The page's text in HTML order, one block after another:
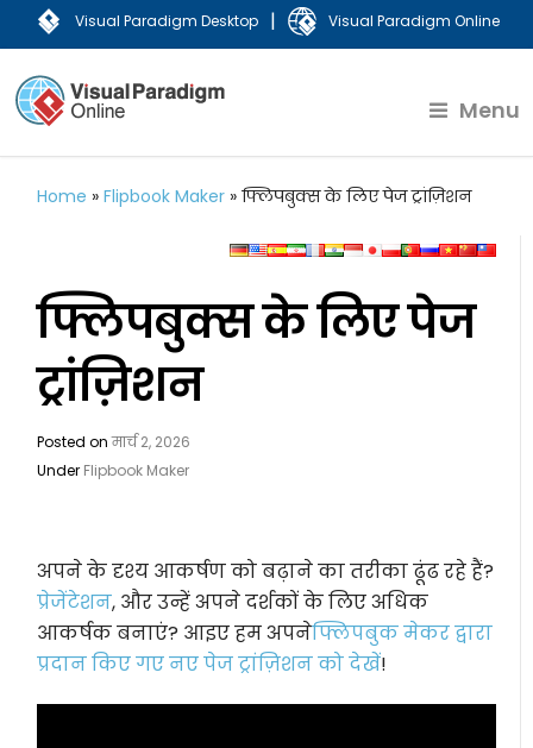
Visual Paradigm Desktop | Visual Paradigm Online
Menu
Home »Flipbook Maker »फ्लिपबुक्स के लिए पेज ट्रांज़िशन
फ्लिपबुक्स के लिए पेज
ट्रांज़िशन
Posted onमार्च 2, 2026
Under Flipbook Maker
अपने के दृश्य आकर्षण को बढ़ाने का तरीका ढूंढ रहे हैं?
प्रेजेंटेशन, और उन्हें अपने दर्शकों के लिए अधिक
आकर्षक बनाएं? आइए हम अपनेफ्लिपबुक मेकर द्वारा
प्रदान किए गए नए पेज ट्रांज़िशन को देखें!